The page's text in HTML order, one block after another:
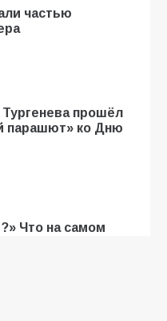
частью
прошёл
парашют» ко Дню
Что на самом